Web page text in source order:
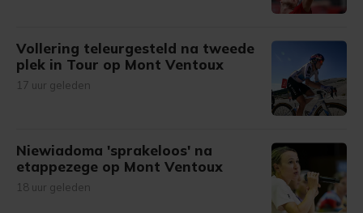
Vollering teleurgesteld na tweede
plek in Tour op Mont Ventoux
17 uur geleden
Niewiadoma 'sprakeloos' na
etappezege op Mont Ventoux
18 uur geleden